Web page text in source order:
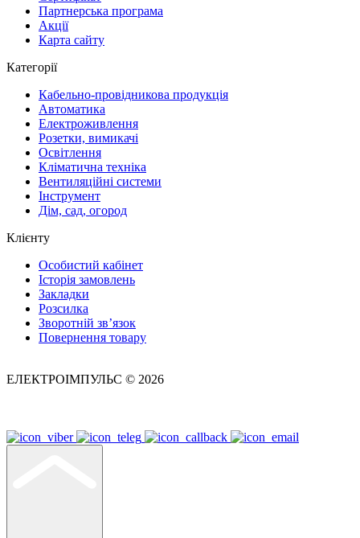
Партнерська програма
Акції
Карта сайту
Категорії
Кабельно-провідникова продукція
Автоматика
Електроживлення
Розетки, вимикачі
Освітлення
Кліматична техніка
Вентиляційні системи
Інструмент
Дім, сад, огород
Клієнту
Особистий кабінет
Історія замовлень
Закладки
Розсилка
Зворотній зв’язок
Повернення товару
ЕЛЕКТРОІМПУЛЬС © 2026